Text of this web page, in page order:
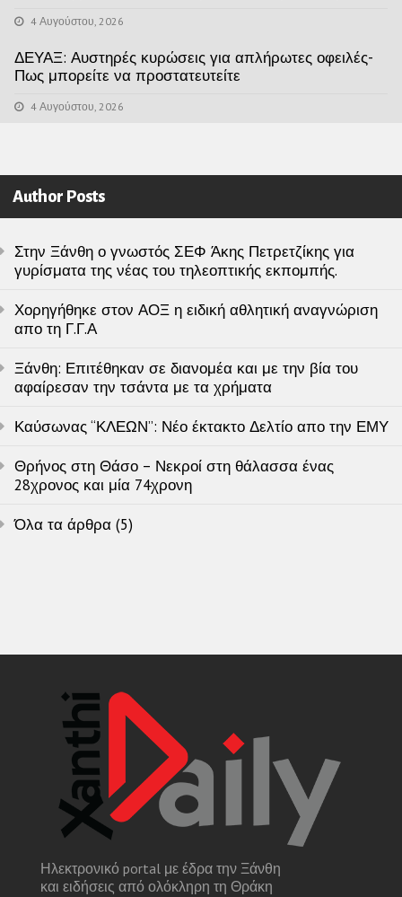
4 Αυγούστου, 2026
ΔΕΥΑΞ: Αυστηρές κυρώσεις για απλήρωτες οφειλές-
Πως μπορείτε να προστατευτείτε
4 Αυγούστου, 2026
Author Posts
Στην Ξάνθη ο γνωστός ΣΕΦ Άκης Πετρετζίκης για
γυρίσματα της νέας του τηλεοπτικής εκπομπής.
Χορηγήθηκε στον ΑΟΞ η ειδική αθλητική αναγνώριση
απο τη Γ.Γ.Α
Ξάνθη: Επιτέθηκαν σε διανομέα και με την βία του
αφαίρεσαν την τσάντα με τα χρήματα
Καύσωνας “ΚΛΕΩΝ”: Νέο έκτακτο Δελτίο απο την ΕΜΥ
Θρήνος στη Θάσο – Νεκροί στη θάλασσα ένας
28χρονος και μία 74χρονη
Όλα τα άρθρα (5)
Ηλεκτρονικό portal με έδρα την Ξάνθη
και ειδήσεις από ολόκληρη τη Θράκη